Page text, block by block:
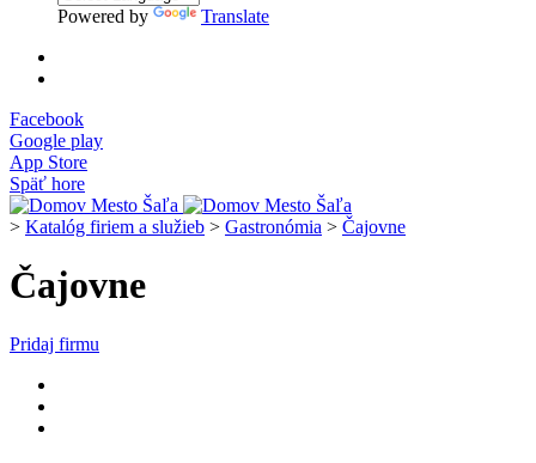
Powered by Translate
Facebook
Google play
App Store
Späť hore
> Katalóg firiem a služieb > Gastronómia > Čajovne
Čajovne
Pridaj firmu